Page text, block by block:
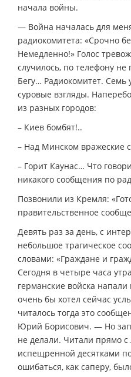
начала войны.
— Война началась для
радиокомитета: «Срочно
Немедленно!» Голос
случилось, по телефону не
Бегу… Радиокомитет. Семь
суровые взгляды.
из разных городов:
– Киев бомбят!..
– Над Минском вражеские
– Горит Каунас… Что
никакого сообщения по
Позвонили из Кремля:
правительственное
Девять раз за день, с
небольшое трагическое
словами: «Граждане и
Сегодня в четыре часа
германские войска
очень бы хотел сейчас
читалось тогда это
Юрий Борисович. — Но
не делали. Читали прямо с
испещренной десятками
ошибаться, как саперу,